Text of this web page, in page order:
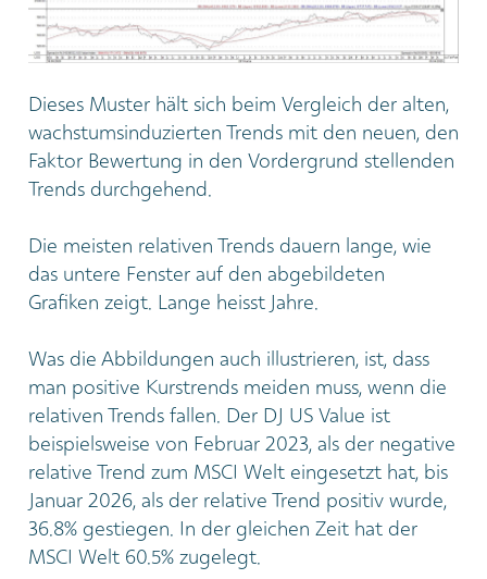
Dieses Muster hält sich beim Vergleich der alten,
wachstumsinduzierten Trends mit den neuen, den
Faktor Bewertung in den Vordergrund stellenden
Trends durchgehend.
Die meisten relativen Trends dauern lange, wie
das untere Fenster auf den abgebildeten
Grafiken zeigt. Lange heisst Jahre.
Was die Abbildungen auch illustrieren, ist, dass
man positive Kurstrends meiden muss, wenn die
relativen Trends fallen. Der DJ US Value ist
beispielsweise von Februar 2023, als der negative
relative Trend zum MSCI Welt eingesetzt hat, bis
Januar 2026, als der relative Trend positiv wurde,
36.8% gestiegen. In der gleichen Zeit hat der
MSCI Welt 60.5% zugelegt.